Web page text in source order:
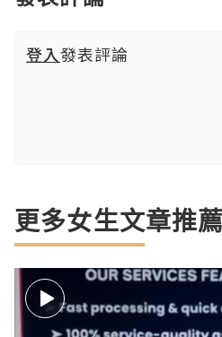
登入發表評論
更多女生文章推薦